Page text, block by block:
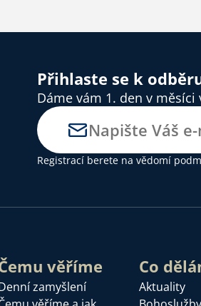
Přihlaste se k
Dáme vám 1. den v
Registrací berete na vědomí
věříme
zamyšlení
Co
Aktuality